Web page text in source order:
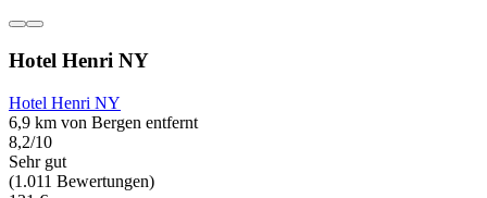
Hotel Henri NY
Hotel Henri NY
6,9 km von Bergen entfernt
8,2/10
Sehr gut
(1.011 Bewertungen)